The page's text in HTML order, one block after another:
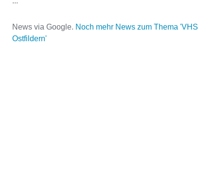
News via Google. Noch mehr News zum Thema 'VHS
Ostfildern'